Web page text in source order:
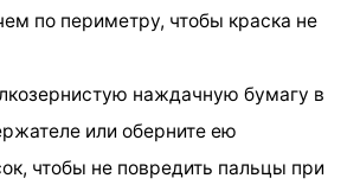
по периметру, чтобы краска не
наждачную бумагу в
или оберните ею
чтобы не повредить пальцы при